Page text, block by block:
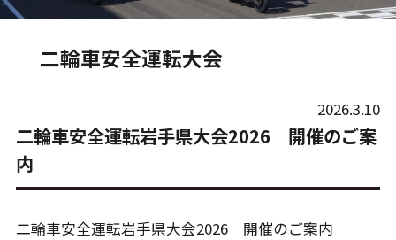
二輪車安全運転大会
2026.3.10
二輪車安全運転岩手県大会2026 開催のご案
内
二輪車安全運転岩手県大会2026 開催のご案内